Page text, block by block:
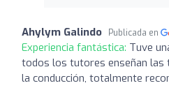
Ahylym Galindo Publicada en
Experiencia fantástica: Tuve
todos los tutores enseñan las
la conducción, totalmente